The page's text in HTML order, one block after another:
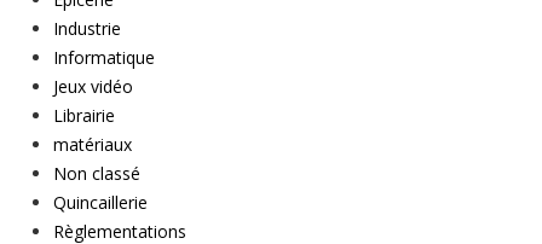
Industrie
Informatique
Jeux vidéo
Librairie
matériaux
Non classé
Quincaillerie
Règlementations